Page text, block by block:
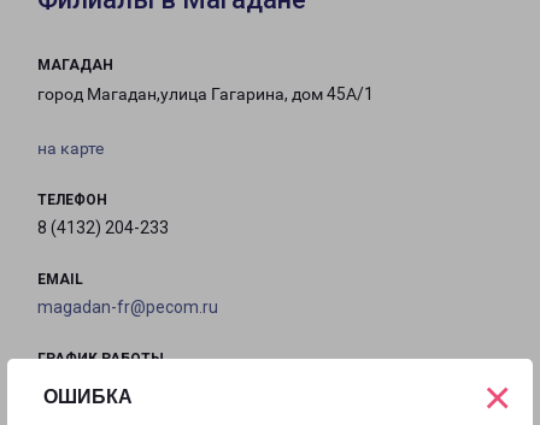
ОШИБКА ×
МАГАДАН
город Магадан,улица Гагарина, дом 45А/1
на карте
ТЕЛЕФОН
8 (4132) 204-233
EMAIL
magadan-fr@pecom.ru
ГРАФИК РАБОТЫ